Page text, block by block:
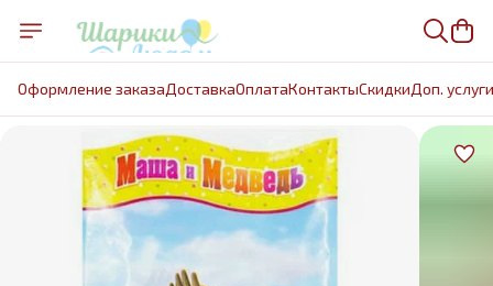
Оформление заказаДоставкаОплатаКонтактыCкидкиДоп. услуги